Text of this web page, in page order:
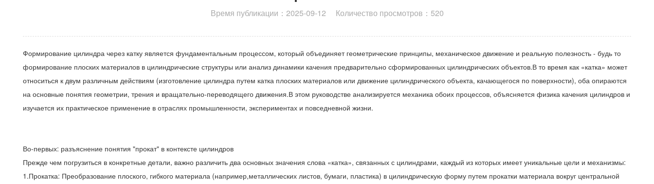
Время публикации：2025-09-12 Количество просмотров：520
Формирование цилиндра через катку является фундаментальным процессом, который объединяет геометрические принципы, механическое движение и реальную полезность - будь то
формирование плоских материалов в цилиндрические структуры или анализ динамики качения предварительно сформированных цилиндрических объектов.В то время как «катка» может
относиться к двум различным действиям (изготовление цилиндра путем катка плоских материалов или движение цилиндрического объекта, качающегося по поверхности), оба опираются
на основные понятия геометрии, трения и вращательно-переводящего движения.В этом руководстве анализируется механика обоих процессов, объясняется физика качения цилиндров и
изучается их практическое применение в отраслях промышленности, экспериментах и повседневной жизни.
Во-первых: разъяснение понятия "прокат" в контексте цилиндров
Прежде чем погрузиться в конкретные детали, важно различить два основных значения слова «катка», связанных с цилиндрами, каждый из которых имеет уникальные цели и механизмы:
1.Прокатка: Преобразование плоского, гибкого материала (например,металлических листов, бумаги, пластика) в цилиндрическую форму путем прокатки материала вокруг центральной